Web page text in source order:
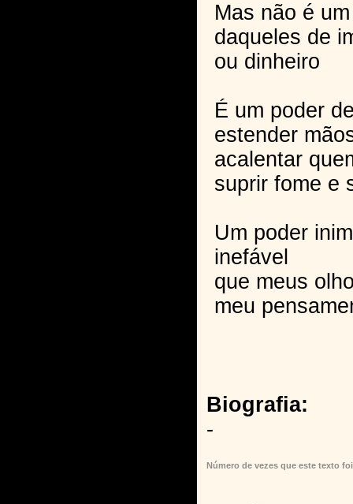
Mas não é
daqueles de
ou dinheiro
É um poder
estender
acalentar
suprir fome e
Um poder
inefável
que meus
meu
Biografia:
-
Número de vezes que este texto